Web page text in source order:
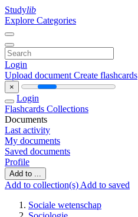
Studylib
Explore Categories
Login
Upload document Create flashcards
×
Login
Flashcards Collections
Documents
Last activity
My documents
Saved documents
Profile
Add to ...
Add to collection(s) Add to saved
Sociale wetenschap